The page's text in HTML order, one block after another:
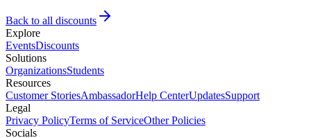
Back to all discounts
Explore
EventsDiscounts
Solutions
OrganizationsStudents
Resources
Customer StoriesAmbassadorHelp CenterUpdatesSupport
Legal
Privacy PolicyTerms of ServiceOther Policies
Socials